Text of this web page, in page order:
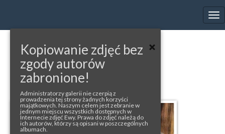
« back to album
YELLOW
Kopiowanie zdjęć bez
zgody autorów
zabronione!
Administratorzy galerii nie czerpią z
prowadzenia tej strony żadnych korzyści
majątkowych. Naszym celem jest zebranie w
jednym miejscu wszystkich dostępnych w
Internecie zdjęć Ewy. Prawa do zdjęć należą do
ich autorów, którzy są opisani w poszczególnych
albumach.